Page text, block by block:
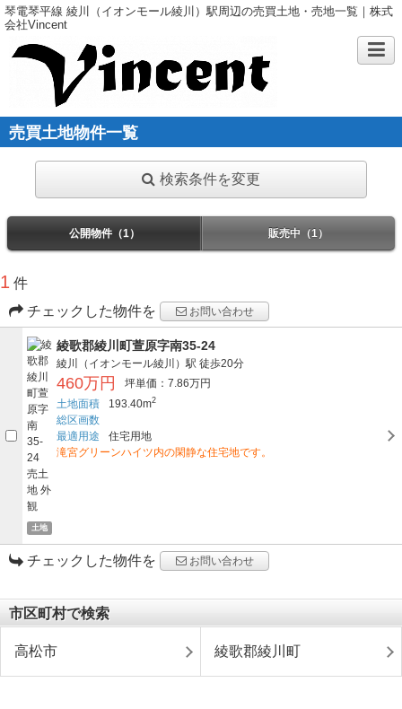
琴電琴平線 綾川（イオンモール綾川）駅周辺の売買土地・売地一覧｜株式
会社Vincent
売買土地物件一覧
検索条件を変更
公開物件（1） 販売中（1）
1 件
チェックした物件を
お問い合わせ
土地
綾歌郡綾川町萱原字南35-24
綾川（イオンモール綾川）駅 徒歩20分
460万円
坪単価：7.86万円
土地面積
193.40m2
総区画数
最適用途
住宅用地
滝宮グリーンハイツ内の閑静な住宅地です。
チェックした物件を お問い合わせ
市区町村で検索
高松市 綾歌郡綾川町